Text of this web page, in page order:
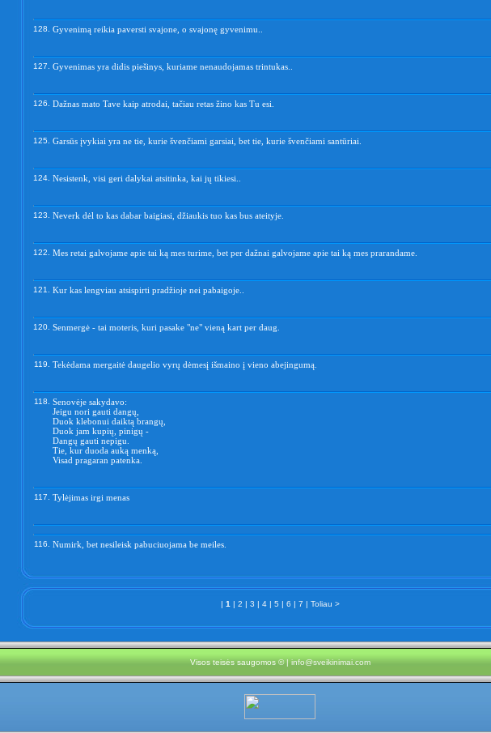
128. Gyvenimą reikia paversti svajone, o svajonę gyvenimu..
127. Gyvenimas yra didis piešinys, kuriame nenaudojamas trintukas..
126. Dažnas mato Tave kaip atrodai, tačiau retas žino kas Tu esi.
125. Garsūs įvykiai yra ne tie, kurie švenčiami garsiai, bet tie, kurie švenčiami santūriai.
124. Nesistenk, visi geri dalykai atsitinka, kai jų tikiesi..
123. Neverk dėl to kas dabar baigiasi, džiaukis tuo kas bus ateityje.
122. Mes retai galvojame apie tai ką mes turime, bet per dažnai galvojame apie tai ką mes prarandame.
121. Kur kas lengviau atsispirti pradžioje nei pabaigoje..
120. Senmergė - tai moteris, kuri pasake "ne" vieną kart per daug.
119. Tekėdama mergaitė daugelio vyrų dėmesį išmaino į vieno abejingumą.
118. Senovėje sakydavo:
Jeigu nori gauti dangų,
Duok klebonui daiktą brangų,
Duok jam kupių, pinigų -
Dangų gauti nepigu.
Tie, kur duoda auką menką,
Visad pragaran patenka.
117. Tylėjimas irgi menas
116. Numirk, bet nesileisk pabuciuojama be meiles.
| 1 | 2 | 3 | 4 | 5 | 6 | 7 | Toliau >
Visos teisės saugomos © |info@sveikinimai.com